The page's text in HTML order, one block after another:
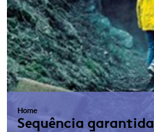
Home
Sequência garantida